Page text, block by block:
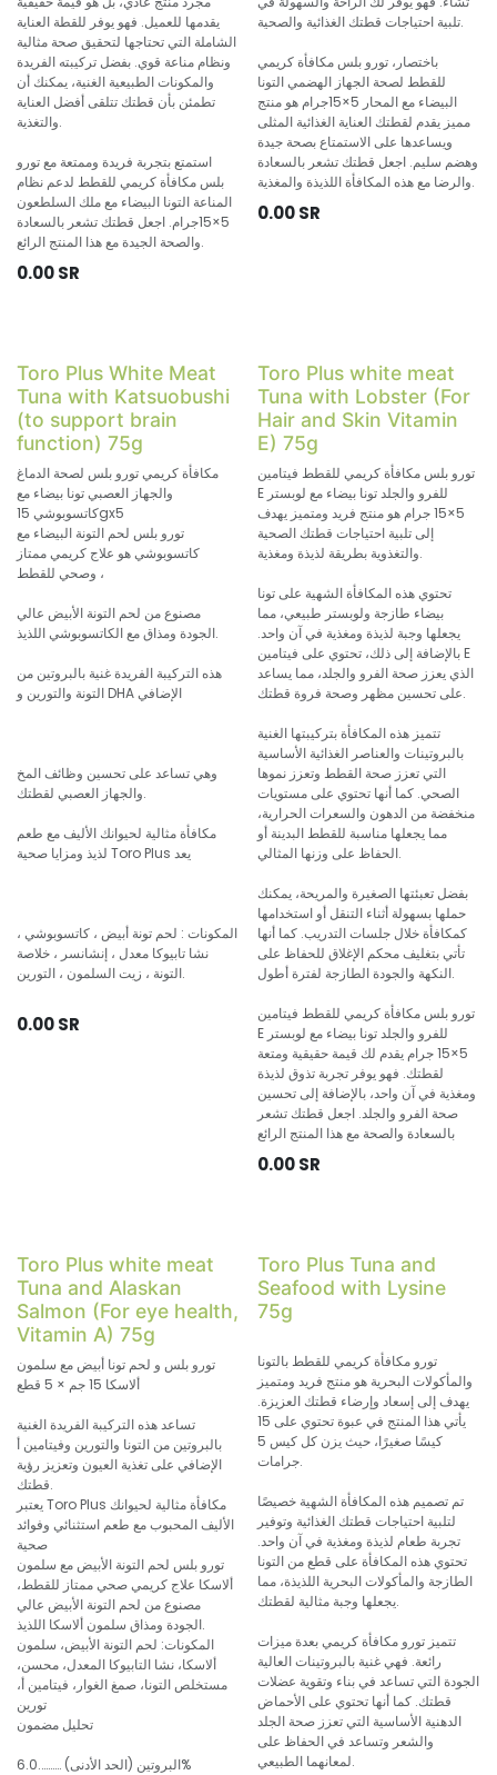
يقدمها للعميل. فهو يوفر للقطة العناية
الشاملة التي تحتاجها لتحقيق صحة مثالية
ونظام مناعة قوي. بفضل تركيبته الفريدة
والمكونات الطبيعية الغنية، يمكنك أن
تطمئن بأن قطتك تتلقى أفضل العناية
والتغذية.
استمتع بتجربة فريدة وممتعة مع تورو
بلس مكافأة كريمي للقطط لدعم نظام
المناعة التونا البيضاء مع ملك السلطعون
5×15جرام. اجعل قطتك تشعر بالسعادة
والصحة الجيدة مع هذا المنتج الرائع.
0.00SR
تلبية احتياجات قطتك الغذائية والصحية.
باختصار، تورو بلس مكافأة كريمي
للقطط لصحة الجهاز الهضمي التونا
البيضاء مع المحار 5×15جرام هو منتج
مميز يقدم لقطتك العناية الغذائية المثلى
ويساعدها على الاستمتاع بصحة جيدة
وهضم سليم. اجعل قطتك تشعر بالسعادة
والرضا مع هذه المكافأة اللذيذة والمغذية.
0.00SR
Toro Plus White Meat
Tuna with Katsuobushi
(to support brain
function) 75g
مكافأة كريمي تورو بلس لصحة الدماغ
والجهاز العصبي تونا بيضاء مع
تورو بلس لحم التونة البيضاء مع
كاتسوبوشي هو علاج كريمي ممتاز
وصحي للقطط ،
مصنوع من لحم التونة الأبيض عالي
الجودة ومذاق مع الكاتسوبوشي اللذيذ.
هذه التركيبة الفريدة غنية بالبروتين من
التونة والتورين و DHA الإضافي
وهي تساعد على تحسين وظائف المخ
والجهاز العصبي لقطتك.
مكافأة مثالية لحيوانك الأليف مع طعم
لذيذ ومزايا صحية Toro Plus يعد
المكونات : لحم تونة أبيض ، كاتسوبوشي ،
نشا تابيوكا معدل ، إنشانسر ، خلاصة
التونة ، زيت السلمون ، التورين.
0.00SR
Toro Plus white meat
Tuna with Lobster (For
Hair and Skin Vitamin
E) 75g
تورو بلس مكافأة كريمي للقطط فيتامين
E للفرو والجلد تونا بيضاء مع لوبستر
5×15 جرام هو منتج فريد ومتميز يهدف
إلى تلبية احتياجات قطتك الصحية
والتغذوية بطريقة لذيذة ومغذية.
تحتوي هذه المكافأة الشهية على تونا
بيضاء طازجة ولوبستر طبيعي، مما
يجعلها وجبة لذيذة ومغذية في آن واحد.
بالإضافة إلى ذلك، تحتوي على فيتامين E
الذي يعزز صحة الفرو والجلد، مما يساعد
على تحسين مظهر وصحة فروة قطتك.
تتميز هذه المكافأة بتركيبتها الغنية
بالبروتينات والعناصر الغذائية الأساسية
التي تعزز صحة القطط وتعزز نموها
الصحي. كما أنها تحتوي على مستويات
منخفضة من الدهون والسعرات الحرارية،
مما يجعلها مناسبة للقطط البدينة أو
الحفاظ على وزنها المثالي.
بفضل تعبئتها الصغيرة والمريحة، يمكنك
حملها بسهولة أثناء التنقل أو استخدامها
كمكافأة خلال جلسات التدريب. كما أنها
تأتي بتغليف محكم الإغلاق للحفاظ على
النكهة والجودة الطازجة لفترة أطول.
تورو بلس مكافأة كريمي للقطط فيتامين
E للفرو والجلد تونا بيضاء مع لوبستر
5×15 جرام يقدم لك قيمة حقيقية ومتعة
لقطتك. فهو يوفر تجربة تذوق لذيذة
ومغذية في آن واحد، بالإضافة إلى تحسين
صحة الفرو والجلد. اجعل قطتك تشعر
بالسعادة والصحة مع هذا المنتج الرائع
0.00SR
Toro Plus white meat
Tuna and Alaskan
Salmon (For eye health,
Vitamin A) 75g
تورو بلس و لحم تونا أبيض مع سلمون
ألاسكا 15 جم × 5 قطع
تساعد هذه التركيبة الفريدة الغنية
بالبروتين من التونا والتورين وفيتامين أ
الإضافي على تغذية العيون وتعزيز رؤية
قطتك.
يعتبر Toro Plus مكافأة مثالية لحيوانك
الأليف المحبوب مع طعم استثنائي وفوائد
صحية
تورو بلس لحم التونة الأبيض مع سلمون
ألاسكا علاج كريمي صحي ممتاز للقطط،
مصنوع من لحم التونة الأبيض عالي
الجودة ومذاق سلمون ألاسكا اللذيذ.
المكونات: لحم التونة الأبيض، سلمون
ألاسكا، نشا التابيوكا المعدل، محسن،
مستخلص التونا، صمغ الغوار، فيتامين أ،
تورين
تحليل مضمون
البروتين (الحد الأدنى) ……….6.0%
Toro Plus Tuna and
Seafood with Lysine
75g
تورو مكافأة كريمي للقطط بالتونا
والمأكولات البحرية هو منتج فريد ومتميز
يهدف إلى إسعاد وإرضاء قطتك العزيزة.
يأتي هذا المنتج في عبوة تحتوي على 15
كيسًا صغيرًا، حيث يزن كل كيس 5
جرامات.
تم تصميم هذه المكافأة الشهية خصيصًا
لتلبية احتياجات قطتك الغذائية وتوفير
تجربة طعام لذيذة ومغذية في آن واحد.
تحتوي هذه المكافأة على قطع من التونا
الطازجة والمأكولات البحرية اللذيذة، مما
يجعلها وجبة مثالية لقطتك.
تتميز تورو مكافأة كريمي بعدة ميزات
رائعة. فهي غنية بالبروتينات العالية
الجودة التي تساعد في بناء وتقوية عضلات
قطتك. كما أنها تحتوي على الأحماض
الدهنية الأساسية التي تعزز صحة الجلد
والشعر وتساعد في الحفاظ على
لمعانهما الطبيعي.